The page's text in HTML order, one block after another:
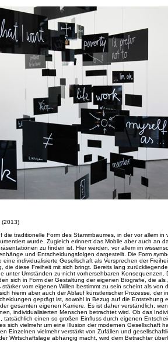
(2013)
die traditionelle Form des Stammbaumes, in der vor allem
wurde. Zugleich erinnert das Mobile aber auch an
zu finden ist. Hier werden, vor allem im
und Entscheidungsfolgen dargestellt. Die Form
individualisierte Gesellschaft als Versprechen der
die diese Freiheit mit sich bringt. Bereits lang
unter Umständen zu nicht vorhersehbaren Konsequenzen.
sich in Form der Gestaltung der eigenen Biografie, die als
vom eigenen Willen bestimmt zu sein scheint als von
hierin aber auch der Ablauf künstlerischer Prozesse, der
geprägt ist, sowohl in Bezug auf die Entstehung
gesamten eigenen Karriere. Es ist daher verständlich,
individualisierten Menschen betrachtet wird. Ob das
tatsächlich einen so großen Einfluss durch eigenen
sich vielmehr um eine Illusion der modernen Gesellschaft
Einzelnen vielmehr verstärkt von Zufällen und
Wirtschaftslage abhängig macht, wird dem Betrachter